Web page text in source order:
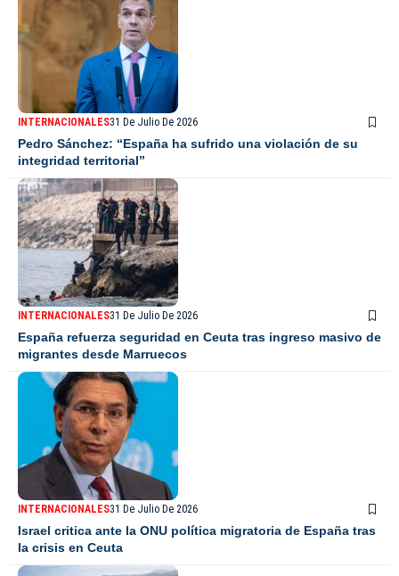
INTERNACIONALES31 De Julio De 2026
Pedro Sánchez: “España ha sufrido una violación de su
integridad territorial”
INTERNACIONALES31 De Julio De 2026
España refuerza seguridad en Ceuta tras ingreso masivo de
migrantes desde Marruecos
INTERNACIONALES31 De Julio De 2026
Israel critica ante la ONU política migratoria de España tras
la crisis en Ceuta